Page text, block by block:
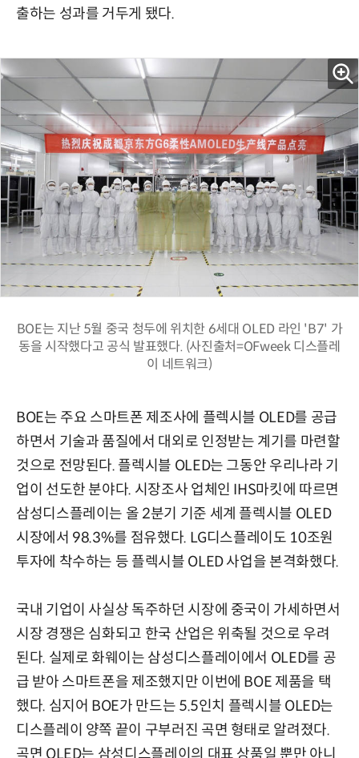
출하는 성과를 거두게 됐다.
BOE는 지난 5월 중국 청두에 위치한 6세대 OLED 라인 'B7' 가
동을 시작했다고 공식 발표했다. (사진출처=OFweek 디스플레
이 네트워크)
BOE는 주요 스마트폰 제조사에 플렉시블 OLED를 공급
하면서 기술과 품질에서 대외로 인정받는 계기를 마련할
것으로 전망된다. 플렉시블 OLED는 그동안 우리나라 기
업이 선도한 분야다. 시장조사 업체인 IHS마킷에 따르면
삼성디스플레이는 올 2분기 기준 세계 플렉시블 OLED
시장에서 98.3%를 점유했다. LG디스플레이도 10조원
투자에 착수하는 등 플렉시블 OLED 사업을 본격화했다.
국내 기업이 사실상 독주하던 시장에 중국이 가세하면서
시장 경쟁은 심화되고 한국 산업은 위축될 것으로 우려
된다. 실제로 화웨이는 삼성디스플레이에서 OLED를 공
급 받아 스마트폰을 제조했지만 이번에 BOE 제품을 택
했다. 심지어 BOE가 만드는 5.5인치 플렉시블 OLED는
디스플레이 양쪽 끝이 구부러진 곡면 형태로 알려졌다.
곡면 OLED는 삼성디스플레이의 대표 상품일 뿐만 아니